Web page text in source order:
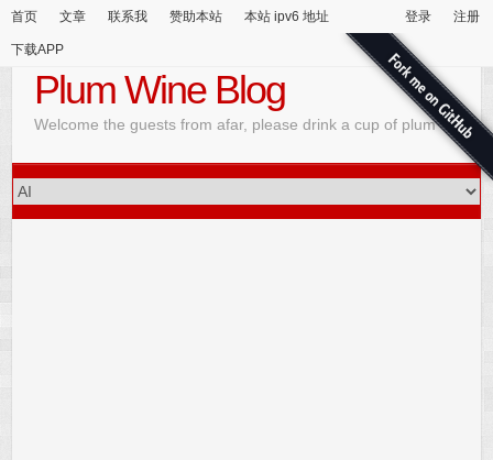
首页 文章 联系我 赞助本站 本站 ipv6 地址
下载APP
登录 注册
Plum Wine Blog
Welcome the guests from afar, please drink a cup of plum wine